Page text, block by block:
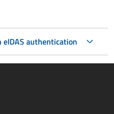
authentication